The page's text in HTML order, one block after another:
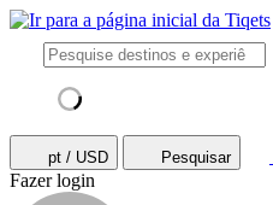
pt / USD Pesquisar
Fazer login